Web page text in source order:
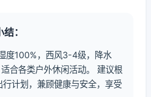
：
度100%，西风3-4级，降水
合各类户外休闲活动。 建议根
计划，兼顾健康与安全，享受